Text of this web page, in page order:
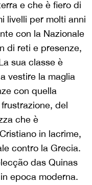
e che è fiero di
livelli per molti anni
con la Nazionale
di reti e presenze,
sua classe è
vestire la maglia
con quella
del
che è
in lacrime,
contro la Grecia.
das Quinas
epoca moderna.